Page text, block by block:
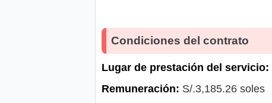
Condiciones del contrato
Lugar de prestación del servicio:
Remuneración: S/.3,185.26 soles